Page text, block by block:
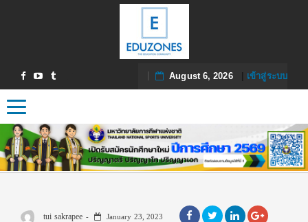
August 6, 2026| เข้าสู่ระบบ
Toggle navigation
tui sakrapee January 23, 2023